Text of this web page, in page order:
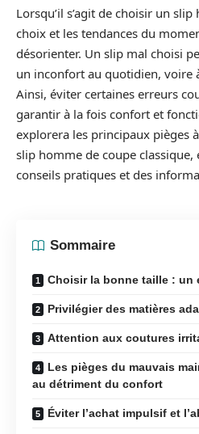
Lorsqu’il s’agit de choisir un
choix et les tendances du
désorienter. Un slip mal choisi
un inconfort au quotidien, voire
Ainsi, éviter certaines erreurs
garantir à la fois confort et
explorera les principaux pièges
slip homme de coupe classique,
conseils pratiques et des
Sommaire
Choisir la bonne taille : un
Privilégier des matières
Attention aux coutures
Les pièges du mauvais
au détriment du confort
Éviter l’achat impulsif et